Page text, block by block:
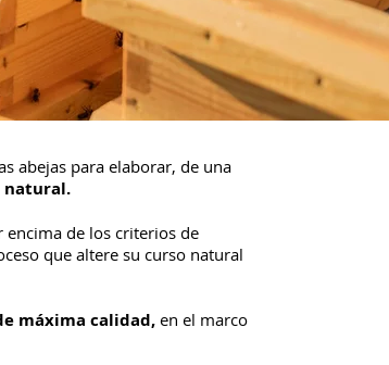
abejas para elaborar, de una
natural.
encima de los criterios de
que altere su curso natural
máxima calidad, en el marco